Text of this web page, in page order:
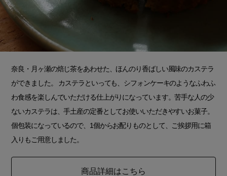
奈良・月ヶ瀬の焙じ茶をあわせた、ほんのり香ばしい風味のカステラ
ができました。 カステラといっても、シフォンケーキのようなふわふ
わ食感を楽しんでいただける仕上がりになっています。苦手な人の少
ないカステラは、手土産の定番としてお使いいただきやすいお菓子。
個包装になっているので、1個からお配りものとして、ご挨拶用に箱
入りもご用意しました。
商品詳細はこちら